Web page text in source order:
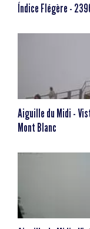
Índice Flégère -
Aiguille du Midi -
Mont Blanc